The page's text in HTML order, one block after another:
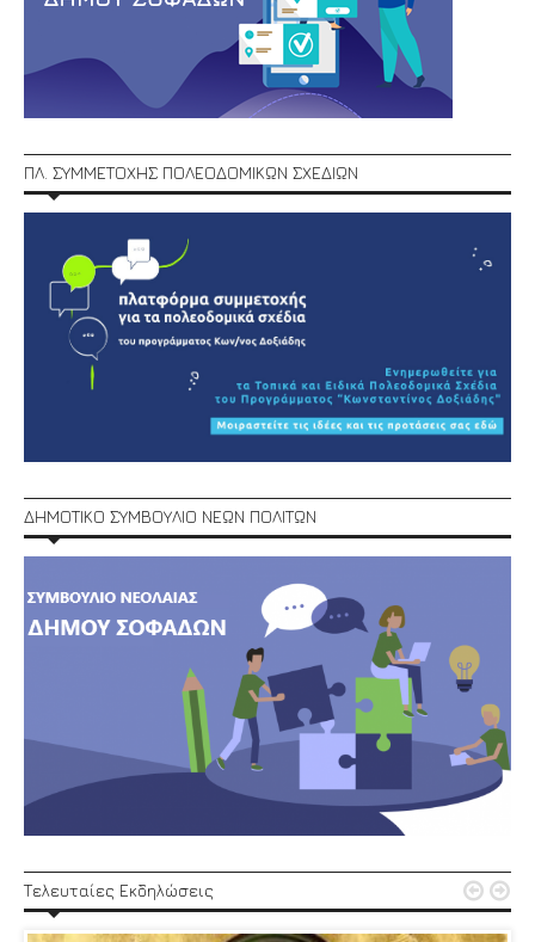
ΠΛ. ΣΥΜΜΕΤΟΧΗΣ ΠΟΛΕΟΔΟΜΙΚΩΝ ΣΧΕΔΙΩΝ
ΔΗΜΟΤΙΚΟ ΣΥΜΒΟΥΛΙΟ ΝΕΩΝ ΠΟΛΙΤΩΝ
Τελευταίες Εκδηλώσεις  